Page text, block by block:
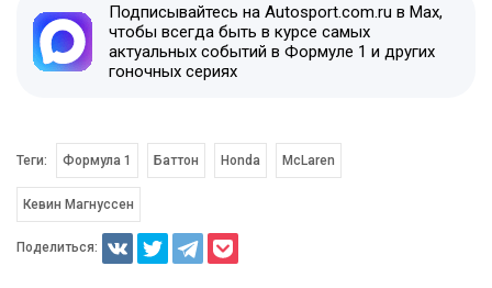
Подписывайтесь на Autosport.com.ru в Max,
чтобы всегда быть в курсе самых
актуальных событий в Формуле 1 и других
гоночных сериях
Теги: Формула 1 Баттон Honda McLaren
Кевин Магнуссен
Поделиться: